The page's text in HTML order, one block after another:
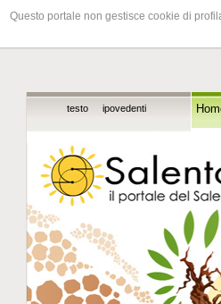
Questo portale non gestisce cookie di
testo ipovedenti